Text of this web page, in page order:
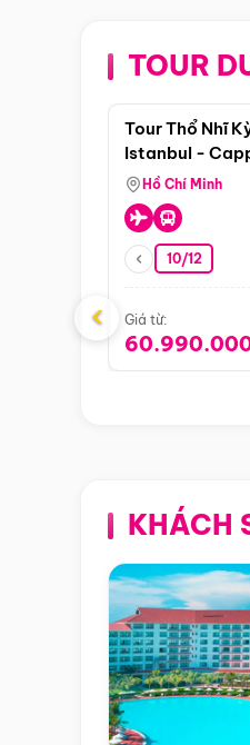
TOUR
Tour Thổ Nhĩ
Istanbul -
Pamukkale
Hồ Chí Minh
10/12
Giá từ:
‹
KHÁCH